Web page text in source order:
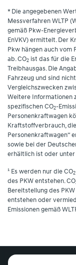
* Die angegebenen
Messverfahren WLTP
gemäß Pkw-
EnVKV) ermittelt. Der
Pkw hängen auch
ab. CO2 ist das für die
Treibhausgas. Die
Fahrzeug und sind
Vergleichszwecken
Weitere Informationen
spezifischen CO2-
Personenkraftwagen
Kraftstoffverbrauch,
Personenkraftwagen“
sowie bei der
erhältlich ist oder unter
¹ Es werden nur die CO2
des PKW entstehen. CO
Bereitstellung des
entstehen oder
Emissionen gemäß